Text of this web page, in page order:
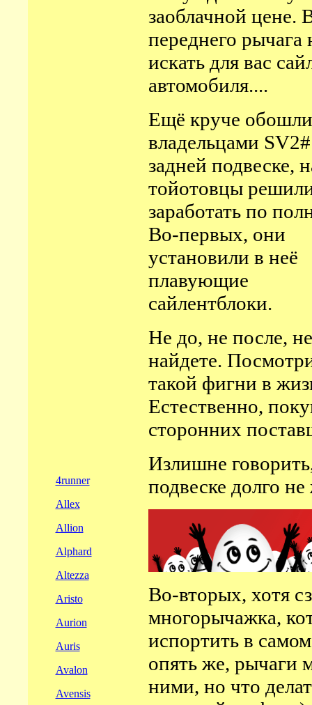
4runner
Allex
Allion
Alphard
Altezza
Aristo
Aurion
Auris
Avalon
Avensis
заоблачной цене.
переднего рычага
искать для вас
автомобиля....
Ещё круче
владельцами
задней подвеске,
тойотовцы
заработать по
Во-первых, они
установили в неё
плавующие
сайлентблоки.
Не до, не после,
найдете.
такой фигни в
Естественно,
сторонних
Излишне
подвеске долго
Во-вторых, хотя
многорычажка,
испортить в
опять же, рычаги
ними, но что